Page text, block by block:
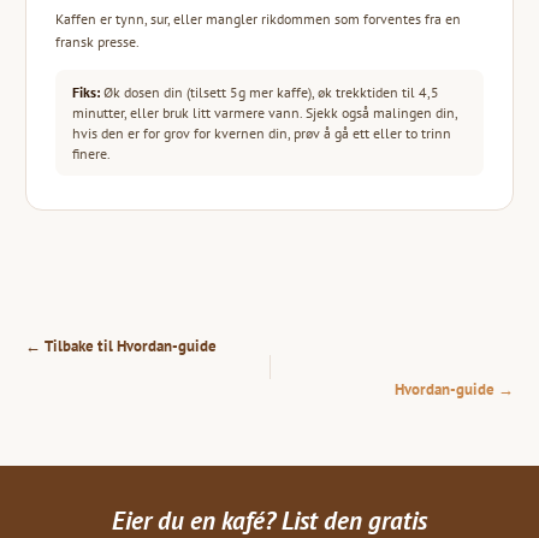
Kaffen er tynn, sur, eller mangler rikdommen som forventes fra en
fransk presse.
Fiks: Øk dosen din (tilsett 5g mer kaffe), øk trekktiden til 4,5
minutter, eller bruk litt varmere vann. Sjekk også malingen din,
hvis den er for grov for kvernen din, prøv å gå ett eller to trinn
finere.
← Tilbake til Hvordan-guide
Hvordan-guide →
Eier du en kafé? List den gratis